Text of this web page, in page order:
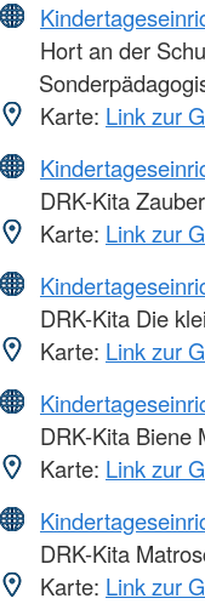
Hort an der
Karte: Link zur
DRK-Kita
Karte: Link zur
DRK-Kita Die
Karte: Link zur
DRK-Kita Biene
Karte: Link zur
DRK-Kita
Karte: Link zur